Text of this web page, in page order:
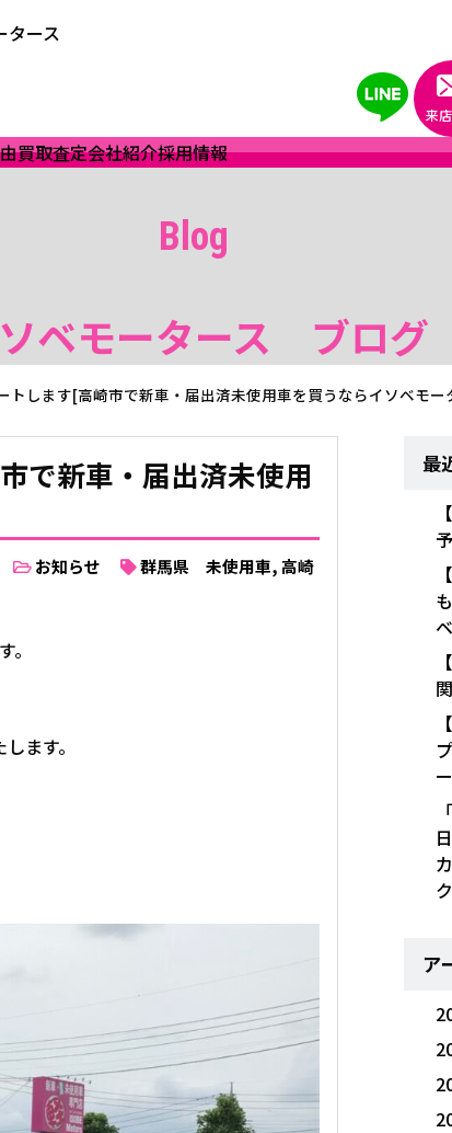
タース
来
買取査定会社紹介採用情報
ベモータース ブログ
Blog
トします[高崎市で新車・届出済未使用車を買うならイソベモー
で新車・届出済未使用
お知らせ 群馬県 未使用車,高崎
ます。
最
ア